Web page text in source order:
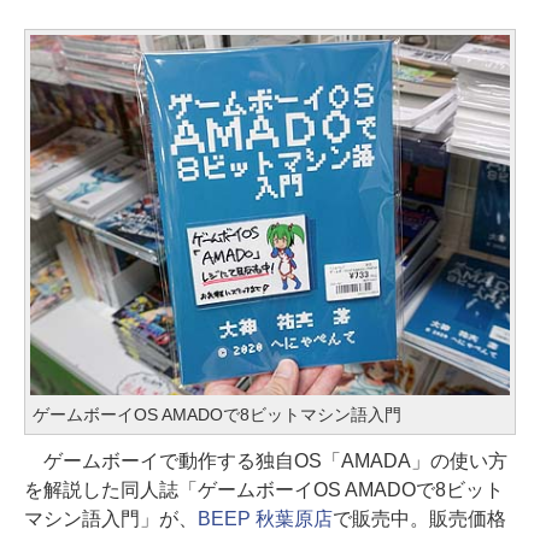
ゲームボーイOS AMADOで8ビットマシン語入門
ゲームボーイで動作する独自OS「AMADA」の使い方
を解説した同人誌「ゲームボーイOS AMADOで8ビット
マシン語入門」が、
BEEP 秋葉原店で販売中。販売価格